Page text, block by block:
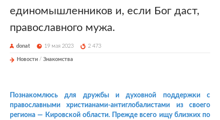
единомышленников и, если Бог даст,
православного мужа.
donat 19 мая 2023 2 473
Новости / Знакомства
Познакомлюсь для дружбы и духовной поддержки с
православными христианами-антиглобалистами из своего
региона — Кировской области. Прежде всего ищу близких по